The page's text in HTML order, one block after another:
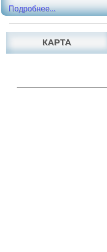
Подробнее...
КАРТА